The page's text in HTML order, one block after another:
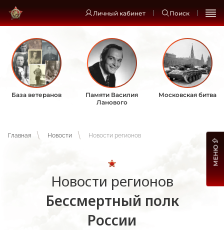
Личный кабинет Поиск
База ветеранов
Памяти Василия
Ланового
Московская битва
Главная Новости Новости регионов
Новости регионов
Бессмертный полк
России
МЕНЮ